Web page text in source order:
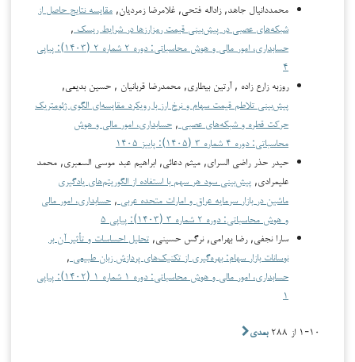
محمددانیال جاهد, زاداله فتحی, غلامرضا زمردیان, مقایسه نتایج حاصل از
شبکه‌های عصبی در پیش‌بینی قیمت رمزارزها در شرایط ریسک ,
حسابداری، امور مالی و هوش محاسباتی: دوره ۲ شماره ۲ (۱۴۰۳): پیاپی
۴
روزبه زارع زاده , آرتین بیطاری, محمدرضا قربانیان , حسین بدیعی,
پیش‌بینی تلاطم قیمت سهام و نرخ ارز با رویکرد مقایسه‌ای الگوی ژئومتریک
حرکت قطره و شبکه‌های عصبی , حسابداری، امور مالی و هوش
محاسباتی: دوره ۴ شماره ۳ (۱۴۰۵): پاییز ۱۴۰۵
حیدر حذر راضی السرای, میثم دعائی, ابراهیم عبد موسی السعبرى, محمد
علیمرادی, پیش‌بینی سود هر سهم با استفاده از الگوریتم‌های یادگیری
ماشین در بازار سرمایه عراق و امارات متحده عربی , حسابداری، امور مالی
و هوش محاسباتی: دوره ۲ شماره ۳ (۱۴۰۳): پیاپی ۵
سارا نجفی, رضا بهرامی, نرگس حسینی, تحلیل احساسات و تأثیر آن بر
نوسانات بازار سهام: بهره‌گیری از تکنیک‌های پردازش زبان طبیعی ,
حسابداری، امور مالی و هوش محاسباتی: دوره ۱ شماره ۱ (۱۴۰۲): پیاپی
۱
۱-۱۰ از ۲۸۸ بعدی